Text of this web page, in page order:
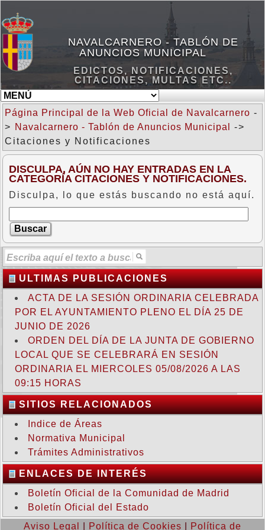
NAVALCARNERO - TABLÓN DE
ANUNCIOS MUNICIPAL
EDICTOS, NOTIFICACIONES,
CITACIONES, MULTAS ETC..
Página Principal de la Web Oficial de Navalcarnero -
> Navalcarnero - Tablón de Anuncios Municipal
->
Citaciones y Notificaciones
DISCULPA, AÚN NO HAY ENTRADAS EN LA
CATEGORÍA CITACIONES Y NOTIFICACIONES.
Disculpa, lo que estás buscando no está aquí.
ULTIMAS PUBLICACIONES
ACTA DE LA SESIÓN ORDINARIA CELEBRADA
POR EL AYUNTAMIENTO PLENO EL DÍA 25 DE
JUNIO DE 2026
ORDEN DEL DÍA DE LA JUNTA DE GOBIERNO
LOCAL QUE SE CELEBRARÁ EN SESIÓN
ORDINARIA EL MIERCOLES 05/08/2026 A LAS
09:15 HORAS
SITIOS RELACIONADOS
Indice de Áreas
Normativa Municipal
Trámites Administrativos
ENLACES DE INTERÉS
Boletín Oficial de la Comunidad de Madrid
Boletín Oficial del Estado
Aviso Legal
Política de Cookies Política de